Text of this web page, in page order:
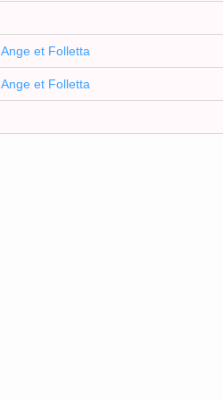
Ange et Folletta
Ange et Folletta